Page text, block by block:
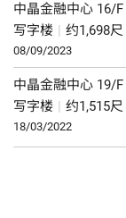
中晶金融中心 16/F
写字楼 | 约1,698尺
08/09/2023
中晶金融中心 19/F
写字楼 | 约1,515尺
18/03/2022